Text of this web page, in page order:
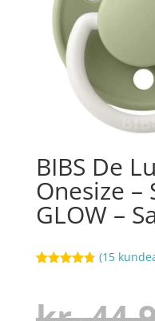
BIBS De
Onesize –
GLOW –
baseret på
(15